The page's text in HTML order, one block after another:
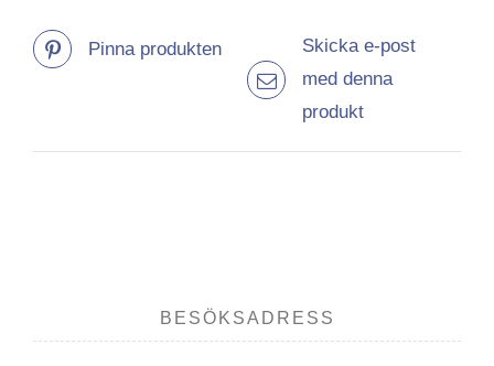
Pinna produkten
Skicka e-post
med denna
produkt
BESÖKSADRESS